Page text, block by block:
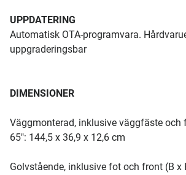
UPPDATERING
Automatisk OTA-programvara.
uppgraderingsbar
DIMENSIONER
Väggmonterad, inklusive väggfäste och
65": 144,5 x 36,9 x 12,6 cm
Golvstående, inklusive fot och front (B x